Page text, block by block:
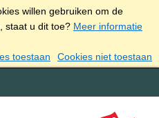
willen gebruiken om de
staat u dit toe? Meer informatie
toestaan
Cookies niet toestaan